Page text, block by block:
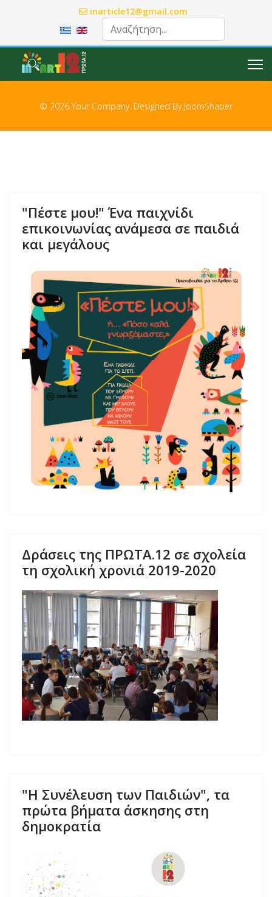
inarticle12@gmail.com
Επιλέξτε τη γλώσσα σας
© 2026 Your Company. Designed By JoomShaper
"Πέστε μου!" Ένα παιχνίδι
επικοινωνίας ανάμεσα σε παιδιά
και μεγάλους
Δράσεις της ΠΡΩΤΑ.12 σε σχολεία
τη σχολική χρονιά 2019-2020
"Η Συνέλευση των Παιδιών", τα
πρώτα βήματα άσκησης στη
δημοκρατία